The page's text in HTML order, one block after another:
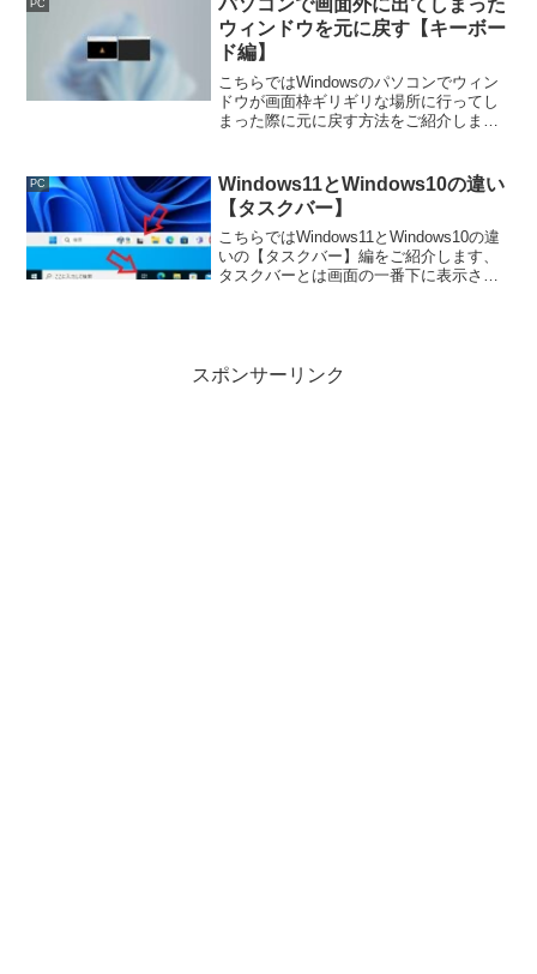
PC
パソコンで画面外に出てしまった
ウィンドウを元に戻す【キーボー
ド編】
こちらではWindowsのパソコンでウィン
ドウが画面枠ギリギリな場所に行ってし
まった際に元に戻す方法をご紹介しま
の位置を移動するか、一度最大化した後
に調整してみましょう。
PC
Windows11とWindows10の違い
【タスクバー】
こちらではWindows11とWindows10の違
いの【タスクバー】編をご紹介します、
タスクバーとは画面の一番下に表示され
スポンサーリンク